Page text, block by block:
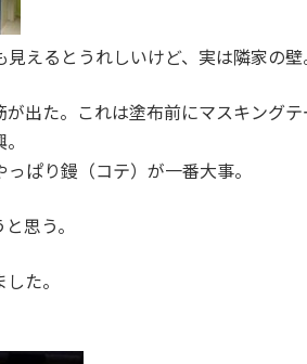
えるとうれしいけど、実は隣家の壁
出た。これは塗布前にマスキングテ
ぱり鏝（コテ）が一番大事。
思う。
た。